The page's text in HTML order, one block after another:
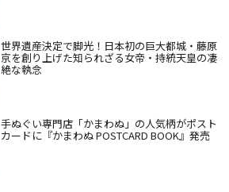
世界遺産決定で脚光！日本初の巨大都城・藤原
京を創り上げた知られざる女帝・持統天皇の凄
絶な執念
手ぬぐい専門店「かまわぬ」の人気柄がポスト
カードに『かまわぬ POSTCARD BOOK』発売